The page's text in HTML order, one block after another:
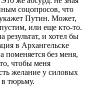
соцопросов, что
Путин. Может,
или еще кто-то.
результат, и хотел бы
в Архангельске
поменяется без меня,
чтобы меня
желание у силовых
в тюрьму.